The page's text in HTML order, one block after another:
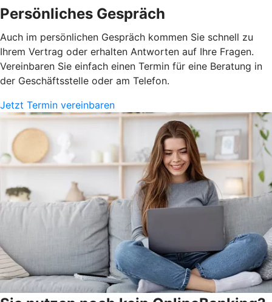
Persönliches Gespräch
Auch im persönlichen Gespräch kommen Sie schnell zu
Ihrem Vertrag oder erhalten Antworten auf Ihre Fragen.
Vereinbaren Sie einfach einen Termin für eine Beratung in
der Geschäftsstelle oder am Telefon.
Jetzt Termin vereinbaren